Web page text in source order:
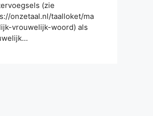
(zie
onzetaal.nl/taalloket/ma
vrouwelijk-woord) als